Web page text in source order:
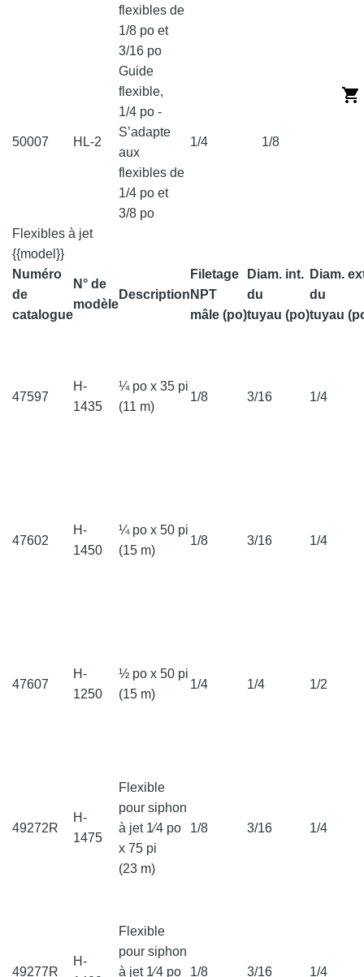
flexibles de
1/8 po et
3/16 po
50007 HL-2
Guide
flexible,
1/4 po -
S’adapte
aux
flexibles de
1/4 po et
3/8 po
1/4 1/8
Flexibles à jet
{{model}}
Numéro
de
catalogue
N° de
modèle
Description
Filetage
NPT
mâle (po)
Diam. int.
du
tuyau (po)
Diam.
du
tuyau
47597
H-
1435
¼ po x 35 pi
(11 m)
1/8 3/16 1/4
47602
H-
1450
¼ po x 50 pi
(15 m)
1/8 3/16 1/4
47607
H-
1250
½ po x 50 pi
(15 m)
1/4 1/4 1/2
49272R
H-
1475
Flexible
pour siphon
à jet 1⁄4 po
x 75 pi
(23 m)
1/8 3/16 1/4
49277R
H-
Flexible
pour siphon
à jet 1⁄4 po
1/8 3/16 1/4